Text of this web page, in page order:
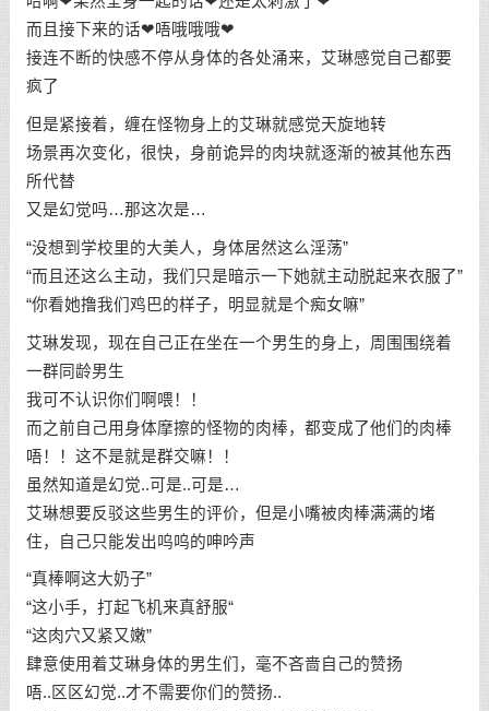
而且接下来的话❤唔哦哦哦❤
接连不断的快感不停从身体的各处涌来，艾琳感觉自己都要
疯了
但是紧接着，缠在怪物身上的艾琳就感觉天旋地转
场景再次变化，很快，身前诡异的肉块就逐渐的被其他东西
所代替
又是幻觉吗…那这次是…
“没想到学校里的大美人，身体居然这么淫荡”
“而且还这么主动，我们只是暗示一下她就主动脱起来衣服了”
“你看她撸我们鸡巴的样子，明显就是个痴女嘛”
艾琳发现，现在自己正在坐在一个男生的身上，周围围绕着
一群同龄男生
我可不认识你们啊喂！！
而之前自己用身体摩擦的怪物的肉棒，都变成了他们的肉棒
唔！！这不是就是群交嘛！！
虽然知道是幻觉..可是..可是…
艾琳想要反驳这些男生的评价，但是小嘴被肉棒满满的堵
住，自己只能发出呜呜的呻吟声
“真棒啊这大奶子”
“这小手，打起飞机来真舒服“
“这肉穴又紧又嫩”
肆意使用着艾琳身体的男生们，毫不吝啬自己的赞扬
唔..区区幻觉..才不需要你们的赞扬..